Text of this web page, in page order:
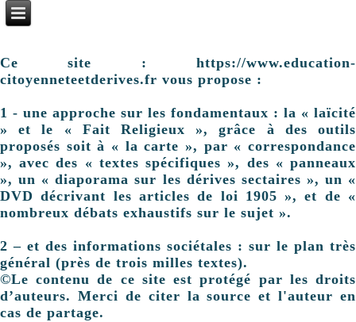
Ce site : https://www.education-
citoyenneteetderives.fr vous propose :
1 - une approche sur les fondamentaux : la « laïcité
» et le « Fait Religieux », grâce à des outils
proposés soit à « la carte », par « correspondance
», avec des « textes spécifiques », des « panneaux
», un « diaporama sur les dérives sectaires », un «
DVD décrivant les articles de loi 1905 », et de «
nombreux débats exhaustifs sur le sujet ».
2 – et des informations sociétales : sur le plan très
général (près de trois milles textes).
©Le contenu de ce site est protégé par les droits
d’auteurs. Merci de citer la source et l'auteur en
cas de partage.